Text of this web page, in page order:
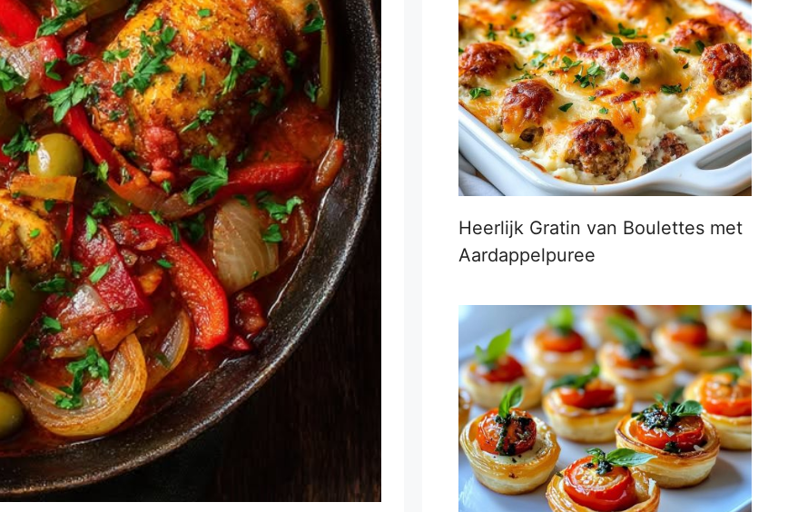
Heerlijk Gratin van Boulettes met
Aardappelpuree